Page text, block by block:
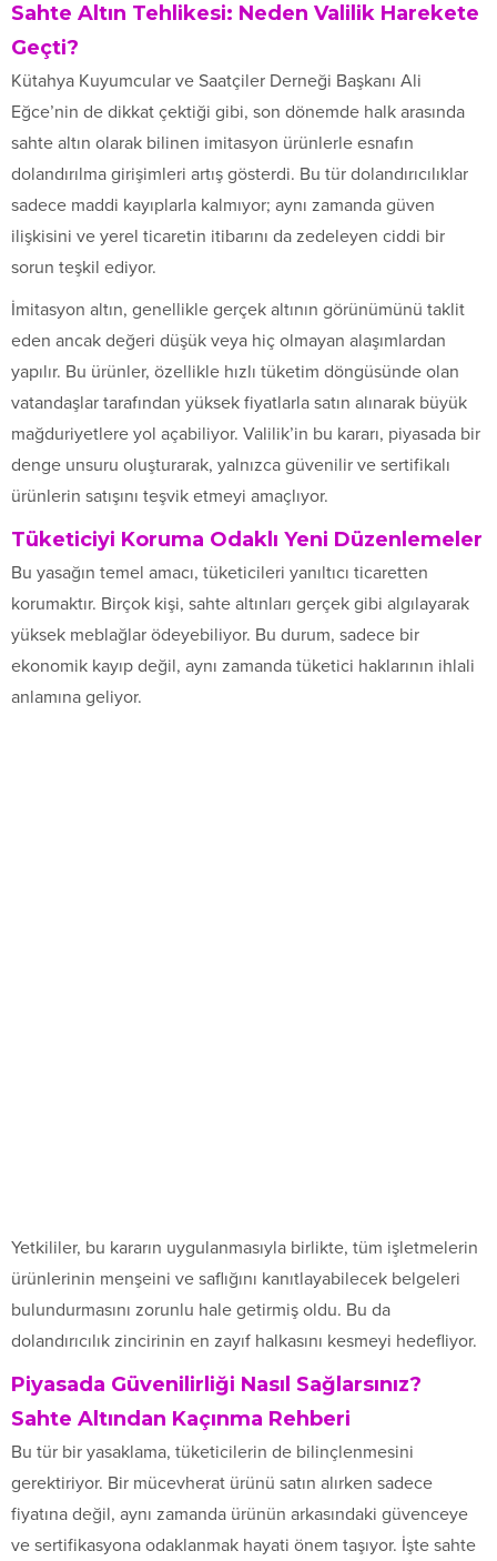
Sahte Altın Tehlikesi: Neden Valilik Harekete
Geçti?
Kütahya Kuyumcular ve Saatçiler Derneği Başkanı Ali
Eğce’nin de dikkat çektiği gibi, son dönemde halk arasında
sahte altın olarak bilinen imitasyon ürünlerle esnafın
dolandırılma girişimleri artış gösterdi. Bu tür dolandırıcılıklar
sadece maddi kayıplarla kalmıyor; aynı zamanda güven
ilişkisini ve yerel ticaretin itibarını da zedeleyen ciddi bir
sorun teşkil ediyor.
İmitasyon altın, genellikle gerçek altının görünümünü taklit
eden ancak değeri düşük veya hiç olmayan alaşımlardan
yapılır. Bu ürünler, özellikle hızlı tüketim döngüsünde olan
vatandaşlar tarafından yüksek fiyatlarla satın alınarak büyük
mağduriyetlere yol açabiliyor. Valilik’in bu kararı, piyasada bir
denge unsuru oluşturarak, yalnızca güvenilir ve sertifikalı
ürünlerin satışını teşvik etmeyi amaçlıyor.
Tüketiciyi Koruma Odaklı Yeni Düzenlemeler
Bu yasağın temel amacı, tüketicileri yanıltıcı ticaretten
korumaktır. Birçok kişi, sahte altınları gerçek gibi algılayarak
yüksek meblağlar ödeyebiliyor. Bu durum, sadece bir
ekonomik kayıp değil, aynı zamanda tüketici haklarının ihlali
anlamına geliyor.
Yetkililer, bu kararın uygulanmasıyla birlikte, tüm işletmelerin
ürünlerinin menşeini ve saflığını kanıtlayabilecek belgeleri
bulundurmasını zorunlu hale getirmiş oldu. Bu da
dolandırıcılık zincirinin en zayıf halkasını kesmeyi hedefliyor.
Piyasada Güvenilirliği Nasıl Sağlarsınız?
Sahte Altından Kaçınma Rehberi
Bu tür bir yasaklama, tüketicilerin de bilinçlenmesini
gerektiriyor. Bir mücevherat ürünü satın alırken sadece
fiyatına değil, aynı zamanda ürünün arkasındaki güvenceye
ve sertifikasyona odaklanmak hayati önem taşıyor. İşte sahte